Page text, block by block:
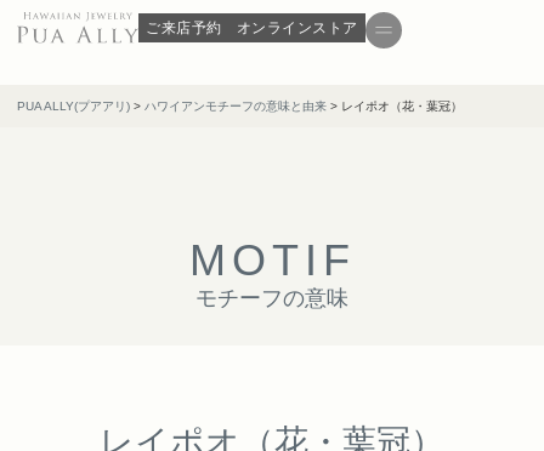
ご来店予約 オンラインストア
PUA ALLY(プアアリ) > ハワイアンモチーフの意味と由来 > レイポオ（花・葉冠）
M OT I F
モチーフの意味
レイポオ（花・葉冠）